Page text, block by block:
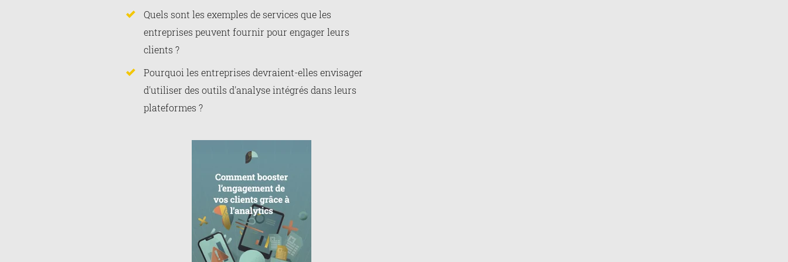
Quels sont les exemples de services que les
entreprises peuvent fournir pour engager leurs
clients ?
Pourquoi les entreprises devraient-elles envisager
d'utiliser des outils d'analyse intégrés dans leurs
plateformes ?